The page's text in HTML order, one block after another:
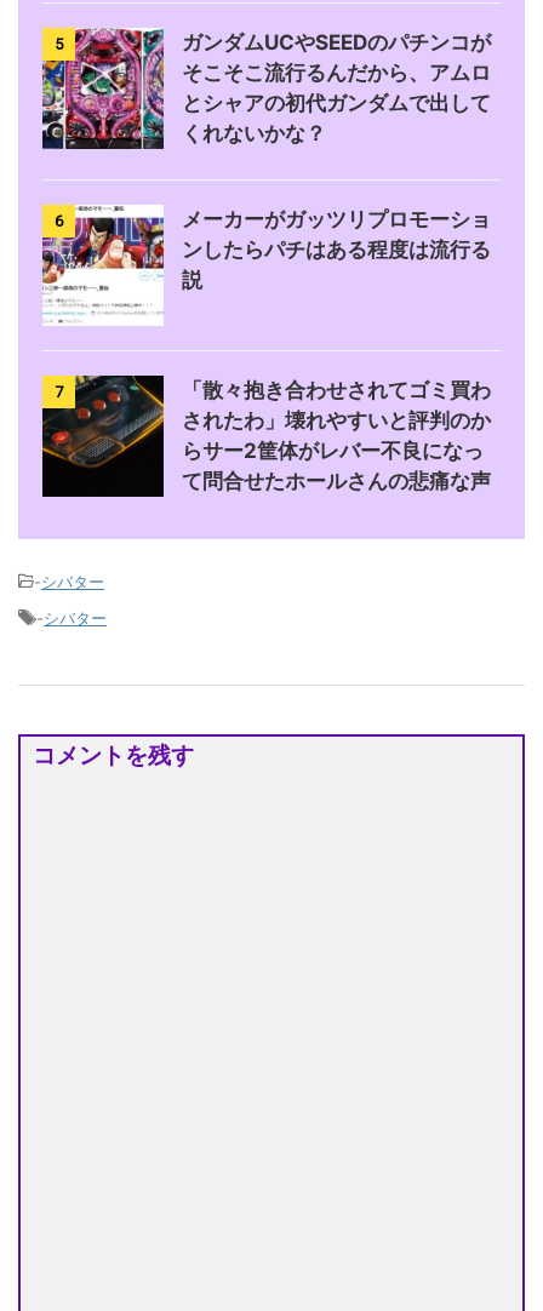
5
ガンダムUCやSEEDのパチンコが
そこそこ流行るんだから、アムロ
とシャアの初代ガンダムで出して
くれないかな？
6
メーカーがガッツリプロモーショ
ンしたらパチはある程度は流行る
説
7
「散々抱き合わせされてゴミ買わ
されたわ」壊れやすいと評判のか
らサー2筐体がレバー不良になっ
て問合せたホールさんの悲痛な声
-シバター
-シバター
コメントを残す